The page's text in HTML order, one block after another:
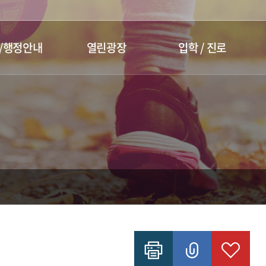
정안내 열린광장 입학 / 진로